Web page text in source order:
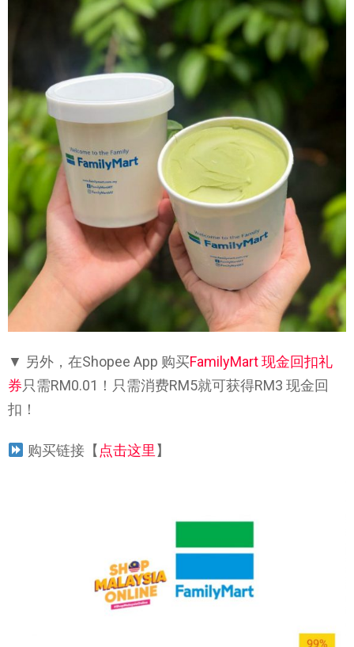
▼ 另外，在Shopee App 购买FamilyMart 现金回扣礼
券只需RM0.01！只需消费RM5就可获得RM3 现金回
扣！
购买链接【 点击这里 】